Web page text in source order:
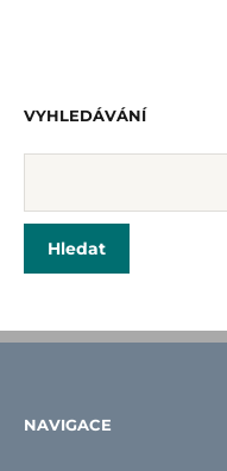
VYHLEDÁVÁNÍ
NAVIGACE